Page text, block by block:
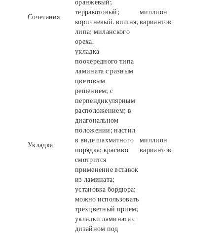
Сочетания
оранжевый;
терракотовый;
коричневый. вишня;
липа; миланского
ореха.
миллион
вариантов
Укладка
укладка
поочередного типа
ламината с разным
цветовым
решением; с
перпендикулярным
расположением; в
диагональном
положении; настил
в виде шахматного
порядка; красиво
смотрится
применение вставок
из ламината;
установка бордюра;
можно использовать
трехцветный прием;
укладки ламината с
дизайном под
миллион
вариантов